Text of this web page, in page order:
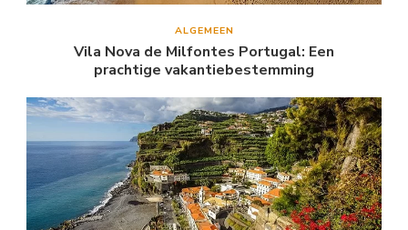
ALGEMEEN
Vila Nova de Milfontes Portugal: Een
prachtige vakantiebestemming